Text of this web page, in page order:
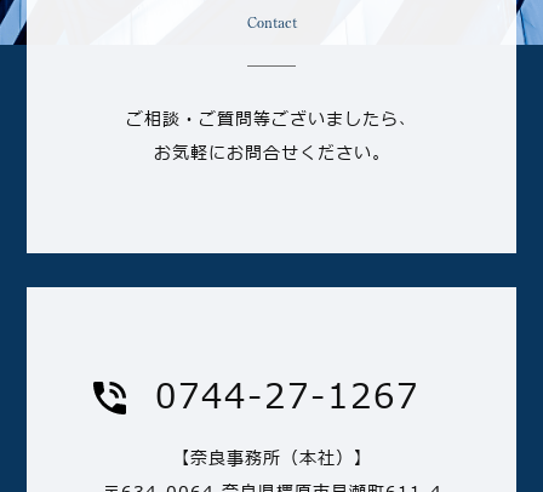
Contact
ご相談・ご質問等ございましたら、
お気軽にお問合せください。
0744-27-1267
【奈良事務所（本社）】